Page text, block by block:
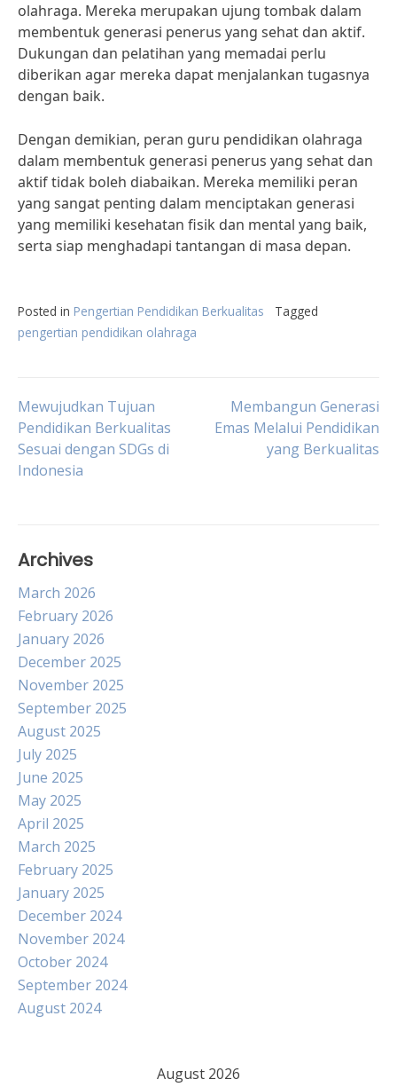
olahraga. Mereka merupakan ujung tombak dalam
membentuk generasi penerus yang sehat dan aktif.
Dukungan dan pelatihan yang memadai perlu
diberikan agar mereka dapat menjalankan tugasnya
dengan baik.
Dengan demikian, peran guru pendidikan olahraga
dalam membentuk generasi penerus yang sehat dan
aktif tidak boleh diabaikan. Mereka memiliki peran
yang sangat penting dalam menciptakan generasi
yang memiliki kesehatan fisik dan mental yang baik,
serta siap menghadapi tantangan di masa depan.
Posted in Pengertian Pendidikan Berkualitas
Tagged
pengertian pendidikan olahraga
Post
navigation
Mewujudkan Tujuan
Pendidikan Berkualitas
Sesuai dengan SDGs di
Indonesia
Membangun Generasi
Emas Melalui Pendidikan
yang Berkualitas
Archives
March 2026
February 2026
January 2026
December 2025
November 2025
September 2025
August 2025
July 2025
June 2025
May 2025
April 2025
March 2025
February 2025
January 2025
December 2024
November 2024
October 2024
September 2024
August 2024
August 2026